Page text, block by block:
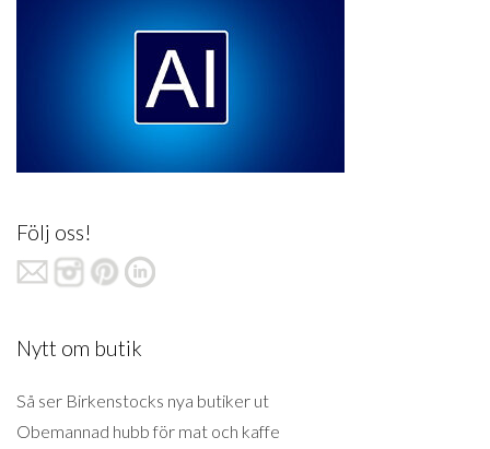
Följ oss!
Nytt om butik
Så ser Birkenstocks nya butiker ut
Obemannad hubb för mat och kaffe